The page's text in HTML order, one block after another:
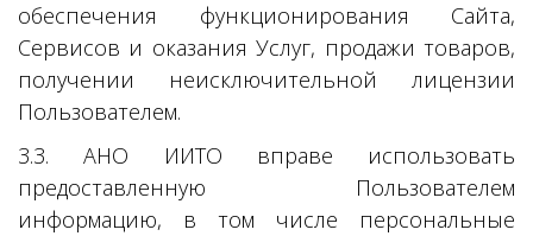
обеспечения функционирования Сайта,
Сервисов и оказания Услуг, продажи товаров,
получении неисключительной лицензии
Пользователем.
3.3. АНО ИИТО вправе использовать
предоставленную Пользователем
информацию, в том числе персональные